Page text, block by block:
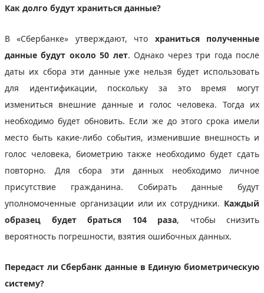
Как долго будут храниться данные?
В «Сбербанке» утверждают, что храниться полученные
данные будут около 50 лет. Однако через три года после
даты их сбора эти данные уже нельзя будет использовать
для идентификации, поскольку за это время могут
измениться внешние данные и голос человека. Тогда их
необходимо будет обновить. Если же до этого срока имели
место быть какие-либо события, изменившие внешность и
голос человека, биометрию также необходимо будет сдать
повторно. Для сбора эти данных необходимо личное
присутствие гражданина. Собирать данные будут
уполномоченные организации или их сотрудники. Каждый
образец будет браться 104 раза, чтобы снизить
вероятность погрешности, взятия ошибочных данных.
Передаст ли Сбербанк данные в Единую биометрическую
систему?